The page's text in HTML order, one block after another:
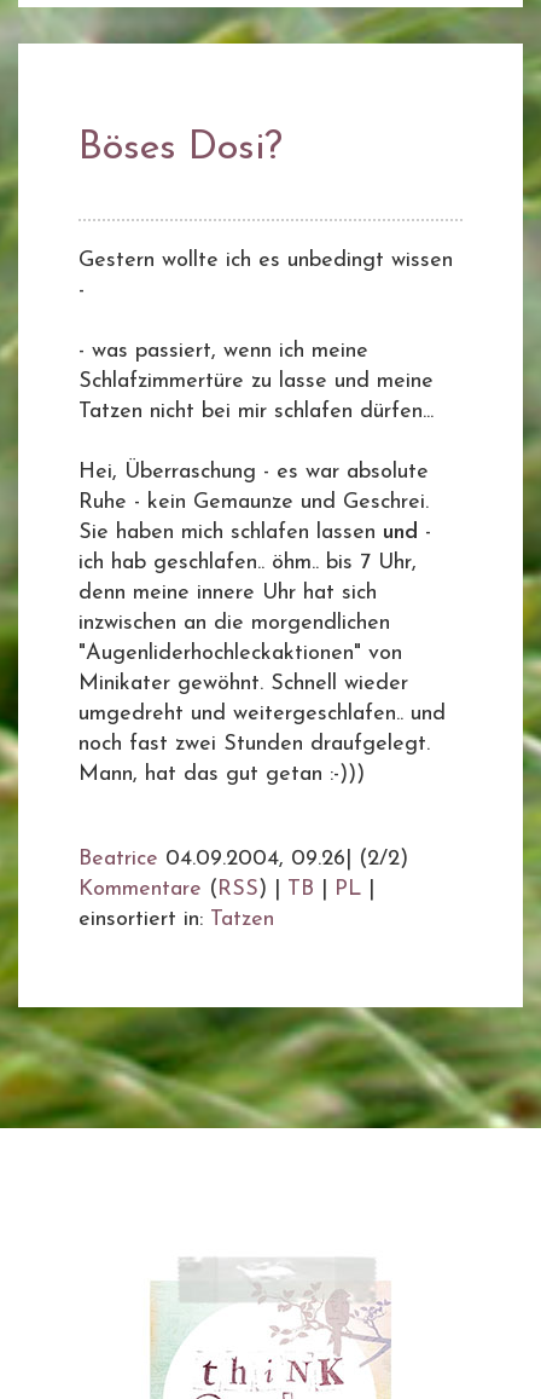
Böses Dosi?
Gestern wollte ich es unbedingt wissen
-
- was passiert, wenn ich meine
Schlafzimmertüre zu lasse und meine
Tatzen nicht bei mir schlafen dürfen...
Hei, Überraschung - es war absolute
Ruhe - kein Gemaunze und Geschrei.
Sie haben mich schlafen lassen und -
ich hab geschlafen.. öhm.. bis 7 Uhr,
denn meine innere Uhr hat sich
inzwischen an die morgendlichen
"Augenliderhochleckaktionen" von
Minikater gewöhnt. Schnell wieder
umgedreht und weitergeschlafen.. und
noch fast zwei Stunden draufgelegt.
Mann, hat das gut getan :-)))
Beatrice 04.09.2004, 09.26
(2/2)
Kommentare (RSS) | TB PL
einsortiert in: Tatzen